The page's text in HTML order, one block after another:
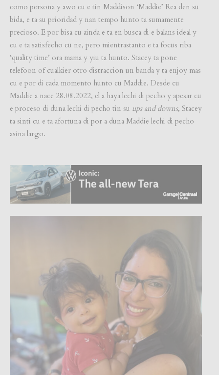
como persona y awo cu e tin Maddison ‘Maddie’ Rea den su
bida, e ta su prioridad y nan tempo hunto ta sumamente
precioso. E por bisa cu ainda e ta en busca di e balans ideal y
cu e ta satisfecho cu ne, pero mientrastanto e ta focus riba
‘quality time’ ora mama y yiu ta hunto. Stacey ta pone
telefoon of cualkier otro distraccion un banda y ta enjoy mas
cu e por di cada momento hunto cu Maddie. Desde cu
Maddie a nace 28.08.2022, el a haya lechi di pecho y apesar cu
e proceso di duna lechi di pecho tin su ups and downs, Stacey
ta sinti cu e ta afortuna di por a duna Maddie lechi di pecho
asina largo.